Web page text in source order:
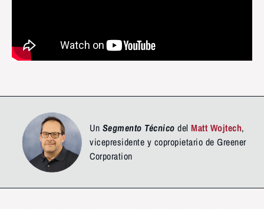
Un Segmento Técnico delMatt Wojtech,
vicepresidente y copropietario de Greener
Corporation